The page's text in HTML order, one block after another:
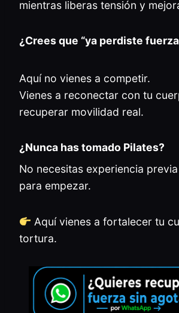
mientras liberas tensión y
¿Crees que “ya perdiste
Aquí no vienes a competir.
Vienes a reconectar con tu
recuperar movilidad real.
¿Nunca has tomado Pilates?
No necesitas experiencia
para empezar.
Aquí vienes a fortalecer tu
tortura.